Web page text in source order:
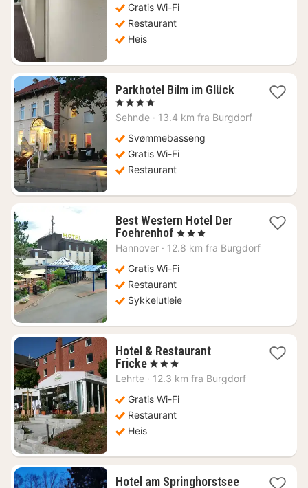
897
kr.
Gratis Wi-Fi
Restaurant
Heis
Parkhotel Bilm im Glück1
fra
, 4 Stjerner
Sehnde · 13.4 km fra Burgdorf
Svømmebasseng
Gratis Wi-Fi
Restaurant
Best Western Hotel Der
Foehrenhof 1
natt
836
kr.
, 3 Stjerner
Hannover · 12.8 km fra Burgdorf
Gratis Wi-Fi
Restaurant
Sykkelutleie
Hotel & Restaurant
Fricke1
natt
1388
kr.
, 3 Stjerner
Lehrte · 12.3 km fra Burgdorf
Gratis Wi-Fi
Restaurant
Heis
Hotel am Springhorstsee1